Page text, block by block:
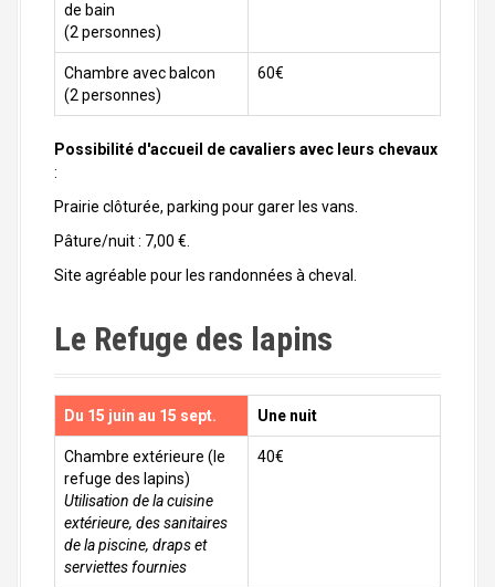
de bain
(2 personnes)
Chambre avec balcon
(2 personnes)
60€
Possibilité d'accueil de cavaliers avec leurs chevaux
:
Prairie clôturée, parking pour garer les vans.
Pâture/nuit : 7,00 €.
Site agréable pour les randonnées à cheval.
Le Refuge des lapins
Du 15 juin au 15 sept. Une nuit
Chambre extérieure (le
refuge des lapins)
Utilisation de la cuisine
extérieure, des sanitaires
de la piscine, draps et
serviettes fournies
40€